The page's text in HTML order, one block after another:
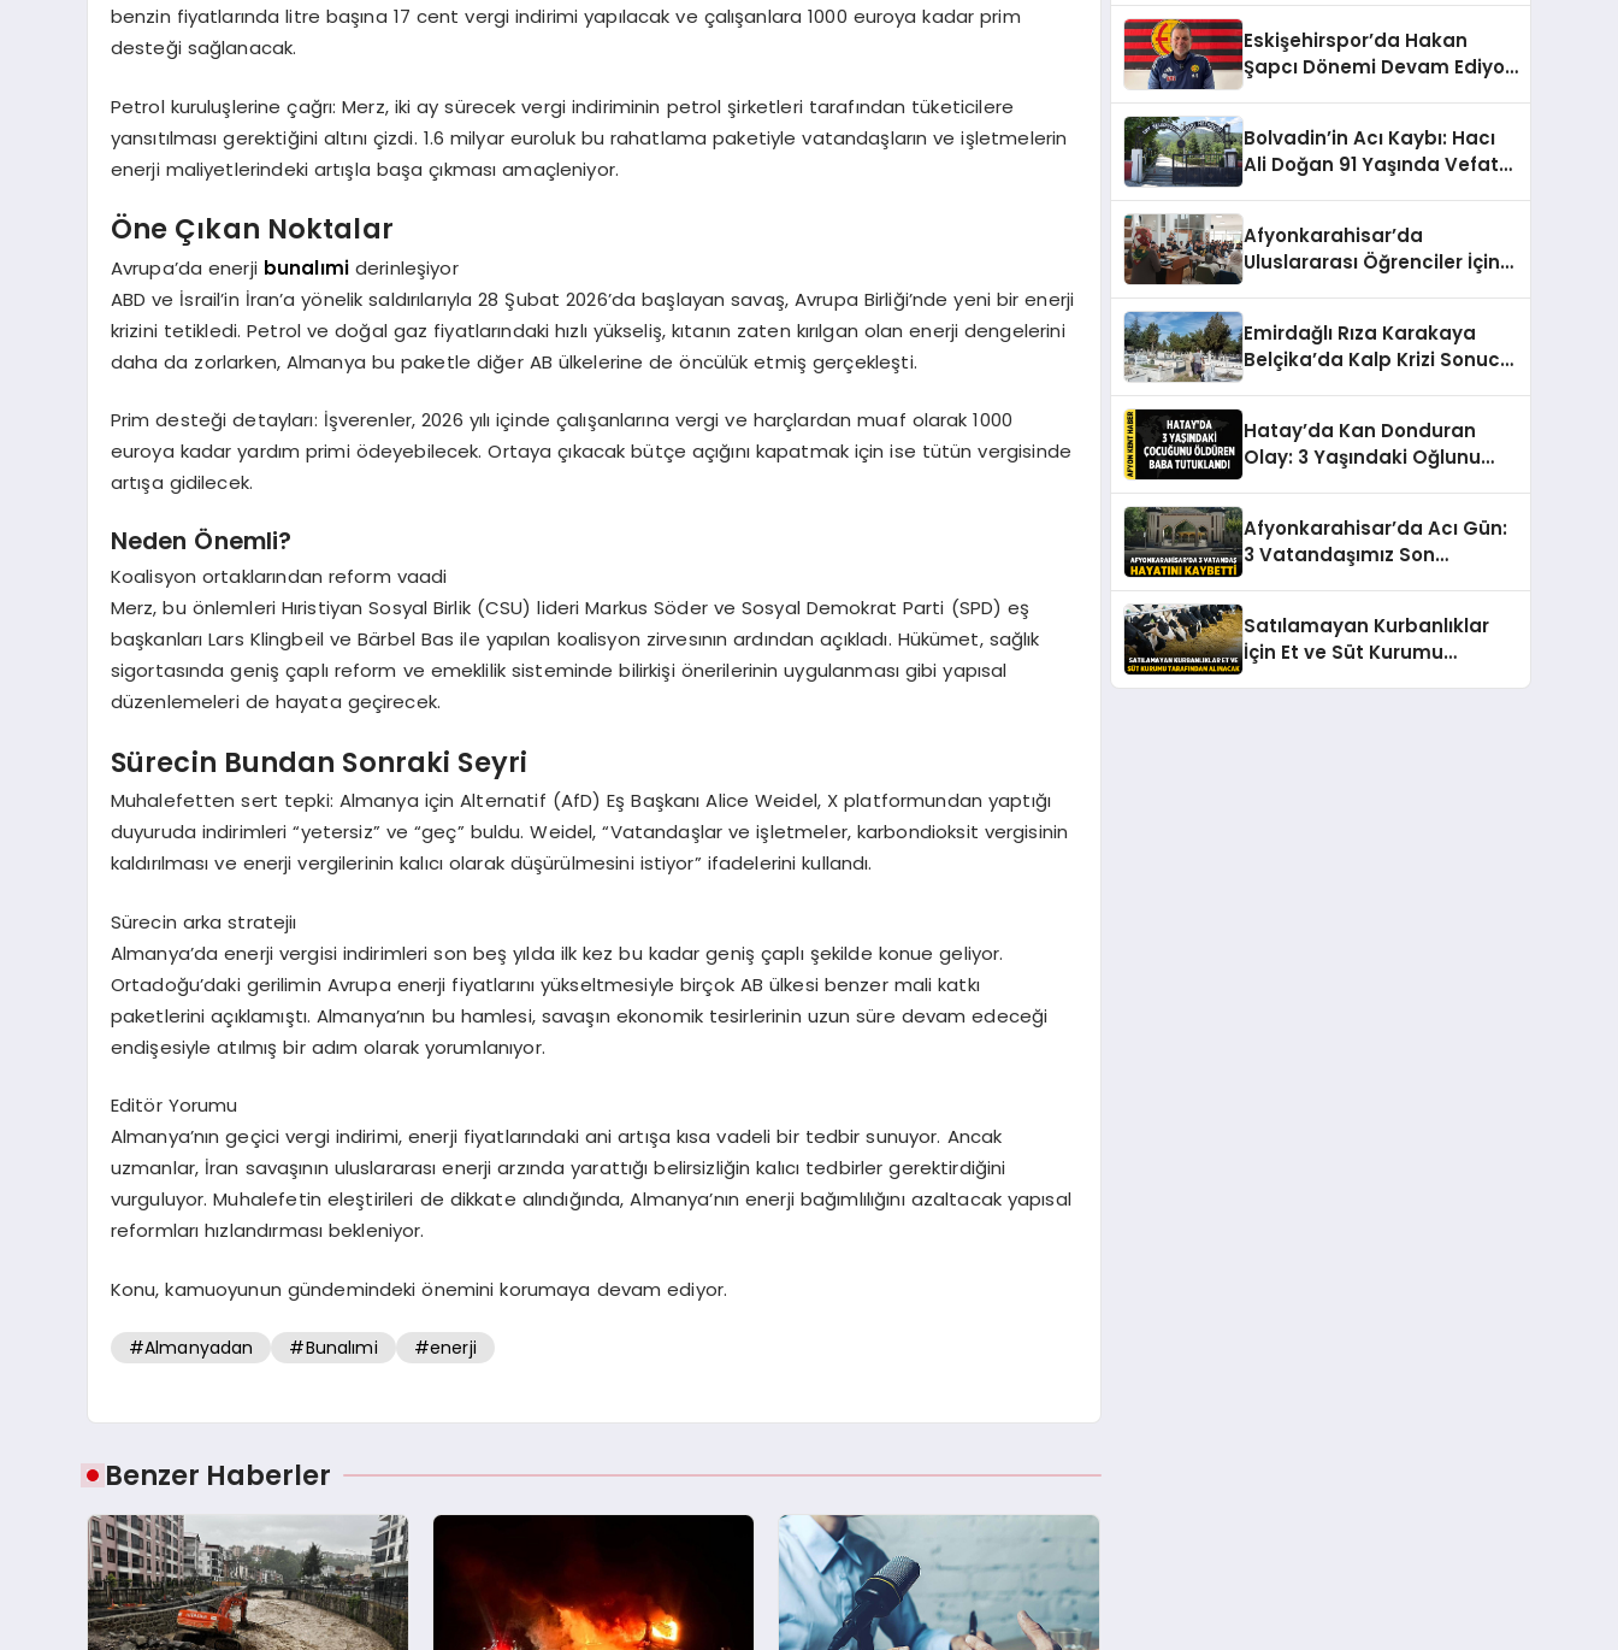
benzin fiyatlarında litre başına 17 cent vergi indirimi yapılacak ve çalışanlara 1000 euroya kadar prim
desteği sağlanacak.
Petrol kuruluşlerine çağrı: Merz, iki ay sürecek vergi indiriminin petrol şirketleri tarafından tüketicilere
yansıtılması gerektiğini altını çizdi. 1.6 milyar euroluk bu rahatlama paketiyle vatandaşların ve işletmelerin
enerji maliyetlerindeki artışla başa çıkması amaçleniyor.
Öne Çıkan Noktalar
Avrupa’da enerji bunalımi derinleşiyor
ABD ve İsrail’in İran’a yönelik saldırılarıyla 28 Şubat 2026’da başlayan savaş, Avrupa Birliği’nde yeni bir enerji
krizini tetikledi. Petrol ve doğal gaz fiyatlarındaki hızlı yükseliş, kıtanın zaten kırılgan olan enerji dengelerini
daha da zorlarken, Almanya bu paketle diğer AB ülkelerine de öncülük etmiş gerçekleşti.
Prim desteği detayları: İşverenler, 2026 yılı içinde çalışanlarına vergi ve harçlardan muaf olarak 1000
euroya kadar yardım primi ödeyebilecek. Ortaya çıkacak bütçe açığını kapatmak için ise tütün vergisinde
artışa gidilecek.
Neden Önemli?
Koalisyon ortaklarından reform vaadi
Merz, bu önlemleri Hıristiyan Sosyal Birlik (CSU) lideri Markus Söder ve Sosyal Demokrat Parti (SPD) eş
başkanları Lars Klingbeil ve Bärbel Bas ile yapılan koalisyon zirvesının ardından açıkladı. Hükümet, sağlık
sigortasında geniş çaplı reform ve emeklilik sisteminde bilirkişi önerilerinin uygulanması gibi yapısal
düzenlemeleri de hayata geçirecek.
Sürecin Bundan Sonraki Seyri
Muhalefetten sert tepki: Almanya için Alternatif (AfD) Eş Başkanı Alice Weidel, X platformundan yaptığı
duyuruda indirimleri “yetersiz” ve “geç” buldu. Weidel, “Vatandaşlar ve işletmeler, karbondioksit vergisinin
kaldırılması ve enerji vergilerinin kalıcı olarak düşürülmesini istiyor” ifadelerini kullandı.
Sürecin arka stratejiı
Almanya’da enerji vergisi indirimleri son beş yılda ilk kez bu kadar geniş çaplı şekilde konue geliyor.
Ortadoğu’daki gerilimin Avrupa enerji fiyatlarını yükseltmesiyle birçok AB ülkesi benzer mali katkı
paketlerini açıklamıştı. Almanya’nın bu hamlesi, savaşın ekonomik tesirlerinin uzun süre devam edeceği
endişesiyle atılmış bir adım olarak yorumlanıyor.
Editör Yorumu
Almanya’nın geçici vergi indirimi, enerji fiyatlarındaki ani artışa kısa vadeli bir tedbir sunuyor. Ancak
uzmanlar, İran savaşının uluslararası enerji arzında yarattığı belirsizliğin kalıcı tedbirler gerektirdiğini
vurguluyor. Muhalefetin eleştirileri de dikkate alındığında, Almanya’nın enerji bağımlılığını azaltacak yapısal
reformları hızlandırması bekleniyor.
Konu, kamuoyunun gündemindeki önemini korumaya devam ediyor.
#Almanyadan #Bunalımi #enerji
Benzer Haberler
Eskişehirspor’da Hakan
Şapcı Dönemi Devam Ediyor:
Bolvadin’in Acı Kaybı: Hacı
Ali Doğan 91 Yaşında Vefat
Afyonkarahisar’da
Uluslararası Öğrenciler İçin
Emirdağlı Rıza Karakaya
Belçika’da Kalp Krizi Sonucu
Hatay’da Kan Donduran
Olay: 3 Yaşındaki Oğlunu
Afyonkarahisar’da Acı Gün:
3 Vatandaşımız Son
Satılamayan Kurbanlıklar
İçin Et ve Süt Kurumu